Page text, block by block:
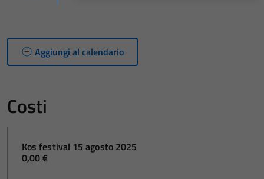
Aggiungi al calendario
Costi
Kos festival 15 agosto 2025
0,00 €